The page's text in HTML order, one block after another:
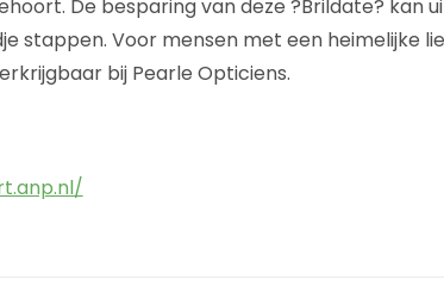
De besparing van deze ?Brildate? kan
stappen. Voor mensen met een heimelijke
bij Pearle Opticiens.